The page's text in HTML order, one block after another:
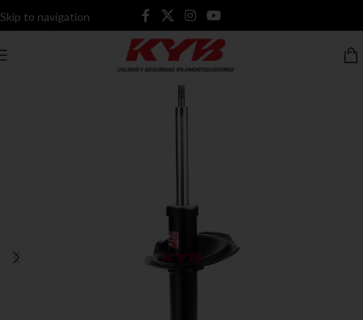
Skip to navigation
Skip to main content